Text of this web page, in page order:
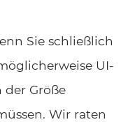
Sie schließlich
UI-
der Größe
Wir raten